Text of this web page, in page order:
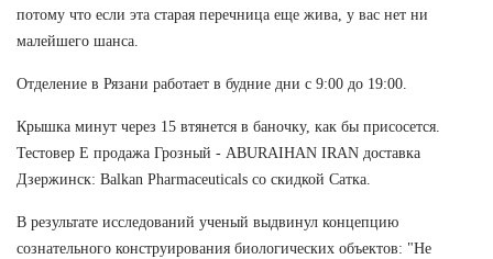
потому что если эта старая перечница еще жива, у вас нет ни
малейшего шанса.
Отделение в Рязани работает в будние дни с 9:00 до 19:00.
Крышка минут через 15 втянется в баночку, как бы присосется.
Тестовер Е продажа Грозный - ABURAIHAN IRAN доставка
Дзержинск: Balkan Pharmaceuticals со скидкой Сатка.
В результате исследований ученый выдвинул концепцию
сознательного конструирования биологических объектов: "Не